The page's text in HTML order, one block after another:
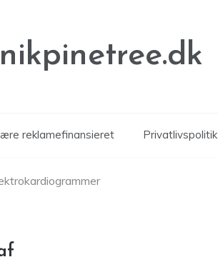
reklamefinansieret Privatlivspolitik